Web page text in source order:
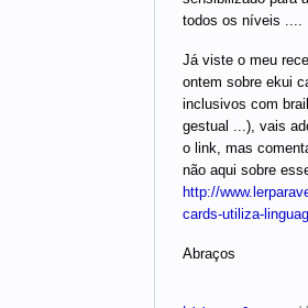
todos os níveis ....
Já viste o meu
ontem sobre ekui
inclusivos com
gestual ...), vais
o link, mas
não aqui sobre
http://
cards-utiliza-
Abraços